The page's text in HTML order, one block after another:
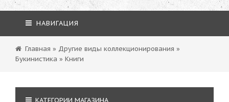
НАВИГАЦИЯ
Главная » Другие виды коллекционирования »
Букинистика » Книги
КАТЕГОРИИ МАГАЗИНА